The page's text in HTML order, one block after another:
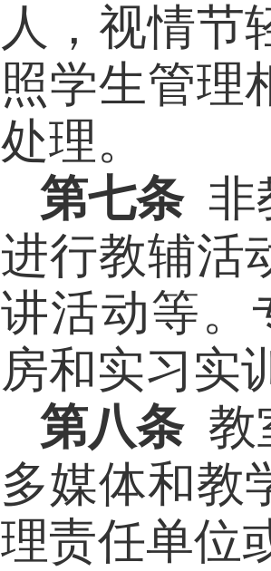
人，视情节
照学生管理
处理。
第七条 非
进行教辅活
讲活动等。
房和实习实
第八条 教
多媒体和教
理责任单位